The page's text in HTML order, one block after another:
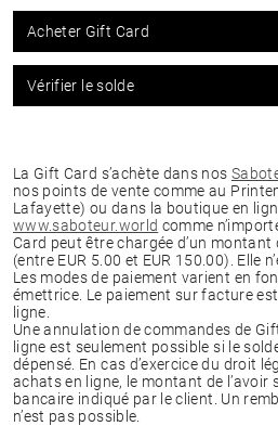
Acheter Gift Card
Vérifier le solde
La Gift Card s’achète dans nos
nos points de vente comme au
Lafayette) ou dans la boutique en
www.saboteur.world comme
Card peut être chargée d’un montant
(entre EUR 5.00 et EUR 150.00). Elle
Les modes de paiement varient en
émettrice. Le paiement sur facture
ligne.
Une annulation de commandes de
ligne est seulement possible si le
dépensé. En cas d’exercice du droit
achats en ligne, le montant de l’avoir
bancaire indiqué par le client. Un
n’est pas possible.